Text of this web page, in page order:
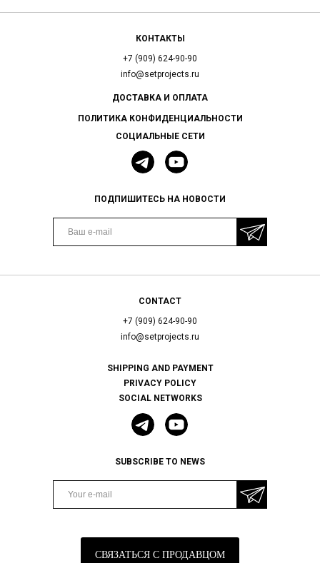
КОНТАКТЫ
+7 (909) 624-90-90
info@setprojects.ru
СОЦИАЛЬНЫЕ СЕТИ
ПОДПИШИТЕСЬ НА НОВОСТИ
ДОСТАВКА И ОПЛАТА
ПОЛИТИКА КОНФИДЕНЦИАЛЬНОСТИ
CONTACT
+7 (909) 624-90-90
info@setprojects.ru
SOCIAL NETWORKS
SUBSCRIBE TO NEWS
SHIPPING AND PAYMENT
PRIVACY POLICY
СВЯЗАТЬСЯ С ПРОДАВЦОМ